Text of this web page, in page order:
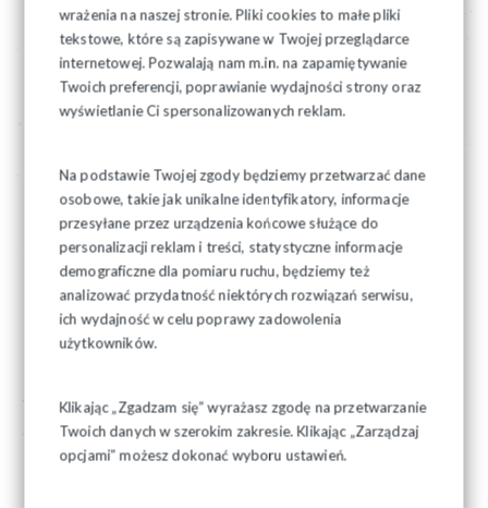
wrażenia na naszej stronie. Pliki cookies to małe pliki
tekstowe, które są zapisywane w Twojej przeglądarce
internetowej. Pozwalają nam m.in. na zapamiętywanie
Twoich preferencji, poprawianie wydajności strony oraz
wyświetlanie Ci spersonalizowanych reklam.
Na podstawie Twojej zgody będziemy przetwarzać dane
osobowe, takie jak unikalne identyfikatory, informacje
przesyłane przez urządzenia końcowe służące do
personalizacji reklam i treści, statystyczne informacje
demograficzne dla pomiaru ruchu, będziemy też
analizować przydatność niektórych rozwiązań serwisu,
ich wydajność w celu poprawy zadowolenia
użytkowników.
Klikając „Zgadzam się” wyrażasz zgodę na przetwarzanie
Twoich danych w szerokim zakresie. Klikając „Zarządzaj
opcjami” możesz dokonać wyboru ustawień.